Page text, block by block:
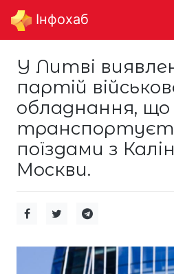
Інфохаб
У Литві
партій
обладнання, що
поїздами з
Москви.